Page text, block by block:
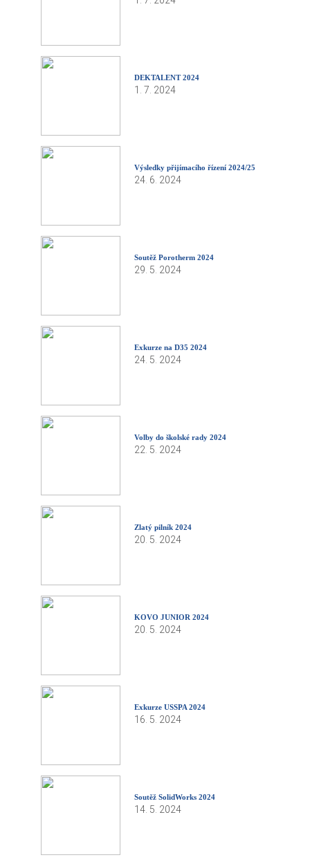
DEKTALENT 2024
1. 7. 2024
Výsledky přijímacího řízení 2024/25
24. 6. 2024
Soutěž Porotherm 2024
29. 5. 2024
Exkurze na D35 2024
24. 5. 2024
Volby do školské rady 2024
22. 5. 2024
Zlatý pilník 2024
20. 5. 2024
KOVO JUNIOR 2024
20. 5. 2024
Exkurze USSPA 2024
16. 5. 2024
Soutěž SolidWorks 2024
14. 5. 2024